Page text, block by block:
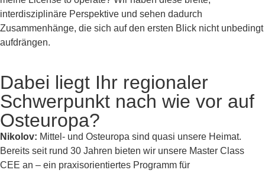
interdisziplinäre Perspektive und sehen dadurch
Zusammenhänge, die sich auf den ersten Blick nicht unbedingt
aufdrängen.
Dabei liegt Ihr regionaler
Schwerpunkt nach wie vor auf
Osteuropa?
Nikolov: Mittel- und Osteuropa sind quasi unsere Heimat.
Bereits seit rund 30 Jahren bieten wir unsere Master Class
CEE an – ein praxisorientiertes Programm für